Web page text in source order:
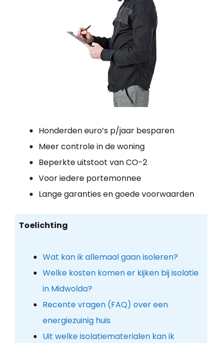
Honderden euro’s p/jaar besparen
Meer controle in de woning
Beperkte uitstoot van CO-2
Voor iedere portemonnee
Lange garanties en goede voorwaarden
Toelichting
Wat kan ik allemaal gaan isoleren?
Welke kosten komen er kijken bij isolatie
in Midwolda?
Recente vragen (FAQ) over een
energiezuinig huis
Uit welke isolatiematerialen kan ik